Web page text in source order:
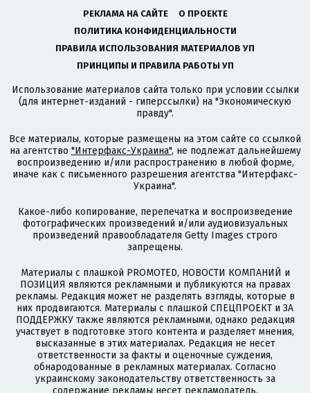
РЕКЛАМА НА САЙТЕ
О ПРОЕКТЕ
ПОЛИТИКА КОНФИДЕНЦИАЛЬНОСТИ
ПРАВИЛА ИСПОЛЬЗОВАНИЯ МАТЕРИАЛОВ УП
ПРИНЦИПЫ И ПРАВИЛА РАБОТЫ УП
Использование материалов сайта только при условии ссылки
(для интернет-изданий - гиперссылки) на "Экономическую
правду".
Все материалы, которые размещены на этом сайте со ссылкой
на агентство "Интерфакс-Украина", не подлежат дальнейшему
воспроизведению и/или распространению в любой форме,
иначе как с письменного разрешения агентства "Интерфакс-
Украина".
Какое-либо копирование, перепечатка и воспроизведение
фотографических произведений и/или аудиовизуальных
произведений правообладателя Getty Images строго
запрещены.
Материалы с плашкой PROMOTED, НОВОСТИ КОМПАНИЙ и
ПОЗИЦИЯ являются рекламными и публикуются на правах
рекламы. Редакция может не разделять взгляды, которые в
них продвигаются. Материалы с плашкой СПЕЦПРОЕКТ и ЗА
ПОДДЕРЖКУ также являются рекламными, однако редакция
участвует в подготовке этого контента и разделяет мнения,
высказанные в этих материалах. Редакция не несет
ответственности за факты и оценочные суждения,
обнародованные в рекламных материалах. Согласно
украинскому законодательству ответственность за
содержание рекламы несет рекламодатель.